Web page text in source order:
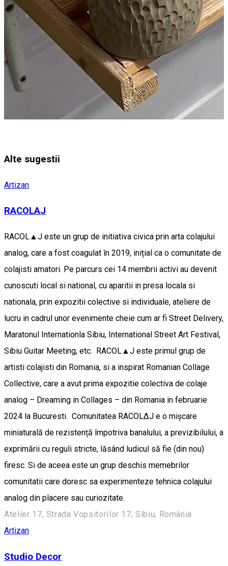
Alte sugestii
Artizan
RACOLAJ
RACOL▲J este un grup de initiativa civica prin arta colajului
analog, care a fost coagulat în 2019, inițial ca o comunitate de
colajisti amatori. Pe parcurs cei 14 membrii activi au devenit
cunoscuti local si national, cu aparitii in presa locala si
nationala, prin expozitii colective si individuale, ateliere de
lucru in cadrul unor evenimente cheie cum ar fi Street Delivery,
Maratonul Internationla Sibiu, International Street Art Festival,
Sibiu Guitar Meeting, etc. RACOL▲J este primul grup de
artisti colajisti din Romania, si a inspirat Romanian Collage
Collective, care a avut prima expozitie colectiva de colaje
analog – Dreaming in Collages – din Romania in februarie
2024 la Bucuresti. Comunitatea RACOL∆J e o mișcare
miniaturală de rezistență împotriva banalului, a previzibilului, a
exprimării cu reguli stricte, lăsând ludicul să fie (din nou)
firesc. Si de aceea este un grup deschis memebrilor
comunitatii care doresc sa experimenteze tehnica colajului
analog din placere sau curiozitate.
Atelier 17, Strada Vopsitorilor 17, Sibiu, România
Artizan
Studio Decor